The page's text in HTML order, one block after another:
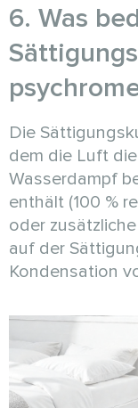
6. Was
Die
dem die Luft
Wasserdampf
enthält (100 %
oder
auf der
Kondensation